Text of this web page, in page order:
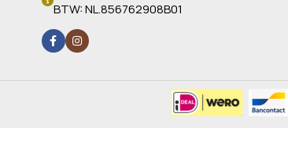
BTW: NL.856762908B01